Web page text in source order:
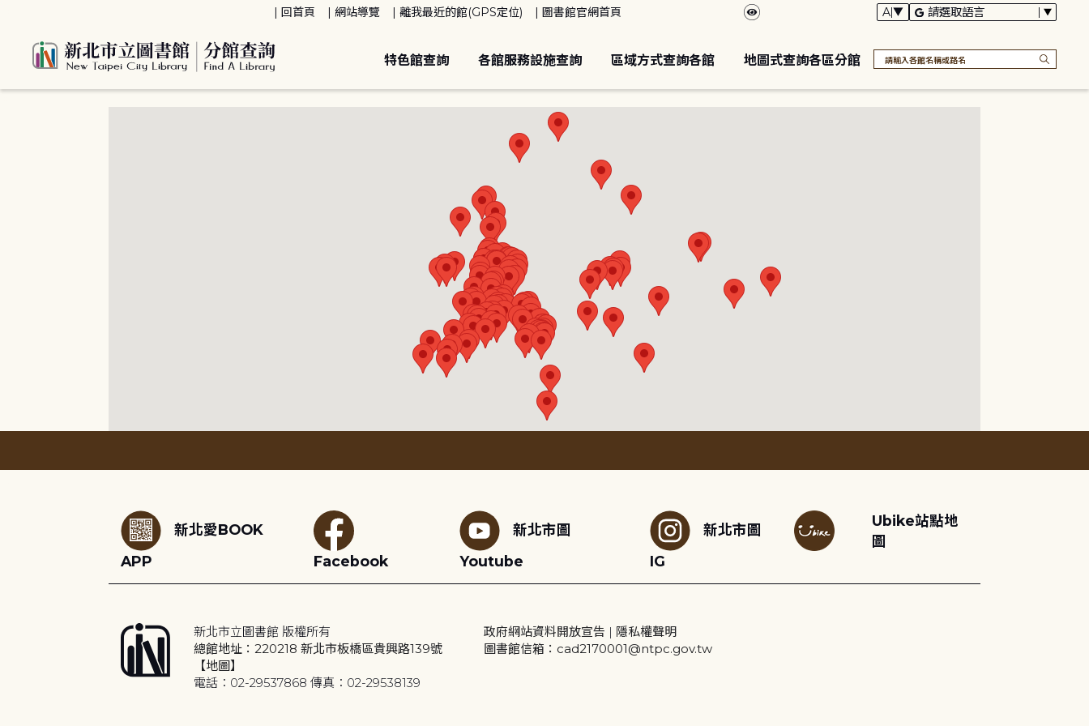
回首頁 網站導覽 離我最近的館(GPS定位) 圖書館官網首頁
特色館查詢 各館服務設施查詢 區域方式查詢各館 地圖式查詢各區分館
新北愛BOOK
APP
Facebook
新北市圖
Youtube
新北市圖
IG
Ubike站點地
圖
新北市立圖書館 版權所有
總館地址：220218 新北市板橋區貴興路139號
【地圖】
電話：02-29537868 傳真：02-29538139
政府網站資料開放宣告 | 隱私權聲明
圖書館信箱：cad2170001@ntpc.gov.tw